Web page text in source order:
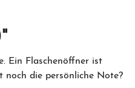
Ein Flaschenöffner ist
die persönliche Note?